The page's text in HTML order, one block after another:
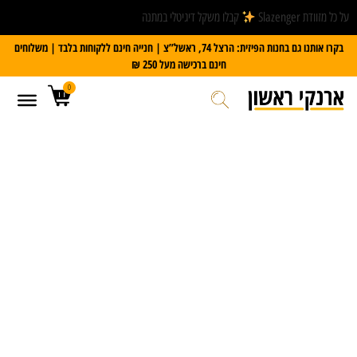
על כל מזוודת Slazenger
קבלו משקל דיגיטלי במתנה
בקרו אותנו גם בחנות הפיזית: הרצל 74, ראשל”צ | חנייה חינם ללקוחות בלבד | משלוחים
חינם ברכישה מעל 250 ₪
0